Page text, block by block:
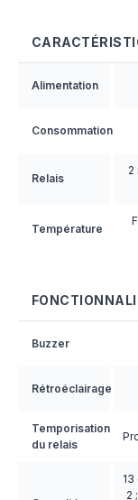
Alimentation
Consommation
Relais
2
Température
Buzzer
Rétroéclairage
Temporisation
du relais
2